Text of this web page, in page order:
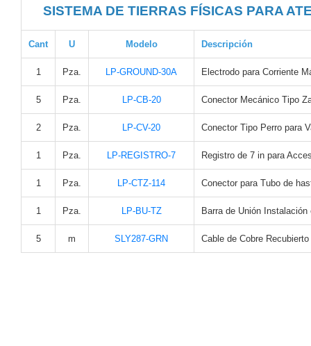
SAN /
Duros
Mecánicos
(HDD)Memorias
Micro
SDServidores
de
Sólido
(SSD)
Software
VMS y
SISTEMA DE TIERRAS FÍSICAS PARA
Cant U Modelo Descripción
1 Pza. LP-GROUND-30A Electrodo para Corriente
5 Pza. LP-CB-20 Conector Mecánico Tipo
2 Pza. LP-CV-20 Conector Tipo Perro para
1 Pza. LP-REGISTRO-7 Registro de 7 in para
1 Pza. LP-CTZ-114 Conector para Tubo de
1 Pza. LP-BU-TZ Barra de Unión Instalación
5 m SLY287-GRN Cable de Cobre